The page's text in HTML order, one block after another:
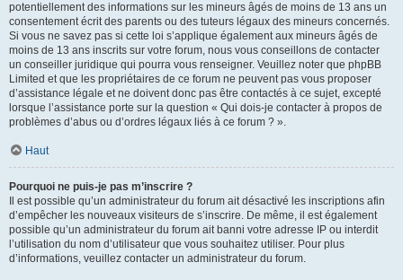
potentiellement des informations sur les mineurs âgés de moins de 13 ans un
consentement écrit des parents ou des tuteurs légaux des mineurs concernés.
Si vous ne savez pas si cette loi s’applique également aux mineurs âgés de
moins de 13 ans inscrits sur votre forum, nous vous conseillons de contacter
un conseiller juridique qui pourra vous renseigner. Veuillez noter que phpBB
Limited et que les propriétaires de ce forum ne peuvent pas vous proposer
d’assistance légale et ne doivent donc pas être contactés à ce sujet, excepté
lorsque l’assistance porte sur la question « Qui dois-je contacter à propos de
problèmes d’abus ou d’ordres légaux liés à ce forum ? ».
Haut
Pourquoi ne puis-je pas m’inscrire ?
Il est possible qu’un administrateur du forum ait désactivé les inscriptions afin
d’empêcher les nouveaux visiteurs de s’inscrire. De même, il est également
possible qu’un administrateur du forum ait banni votre adresse IP ou interdit
l’utilisation du nom d’utilisateur que vous souhaitez utiliser. Pour plus
d’informations, veuillez contacter un administrateur du forum.